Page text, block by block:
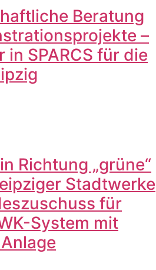
Beratung
–
in SPARCS für die
Richtung „grüne“
Stadtwerke
für
System mit